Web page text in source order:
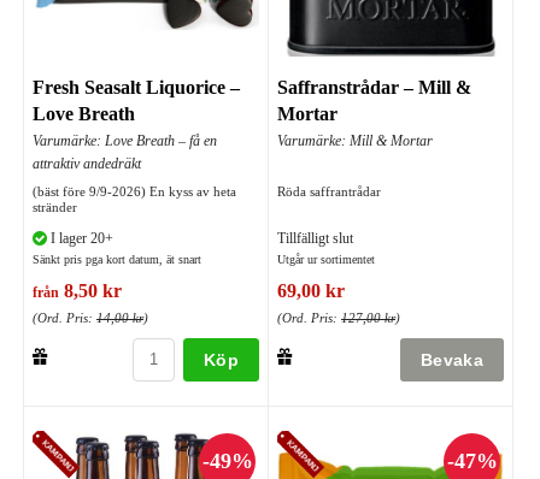
Fresh Seasalt Liquorice –
Love Breath
Varumärke: Love Breath – få en
attraktiv andedräkt
(bäst före 9/9-2026) En kyss av heta
stränder
I lager 20+
Sänkt pris pga kort datum, ät snart
från 8,50 kr
(Ord. Pris: 14,00 kr)
Köp
Saffranstrådar – Mill &
Mortar
Varumärke: Mill & Mortar
Röda saffrantrådar
Tillfälligt slut
Utgår ur sortimentet
69,00 kr
(Ord. Pris: 127,00 kr)